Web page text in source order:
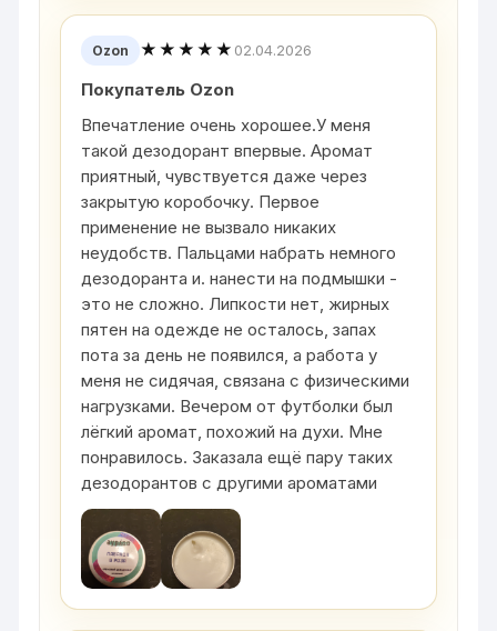
Ozon ★★★★★ 02.04.2026
Покупатель Ozon
Впечатление очень хорошее.У меня
такой дезодорант впервые. Аромат
приятный, чувствуется даже через
закрытую коробочку. Первое
применение не вызвало никаких
неудобств. Пальцами набрать немного
дезодоранта и. нанести на подмышки -
это не сложно. Липкости нет, жирных
пятен на одежде не осталось, запах
пота за день не появился, а работа у
меня не сидячая, связана с физическими
нагрузками. Вечером от футболки был
лёгкий аромат, похожий на духи. Мне
понравилось. Заказала ещё пару таких
дезодорантов с другими ароматами